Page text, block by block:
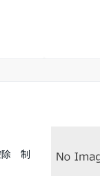
除 制